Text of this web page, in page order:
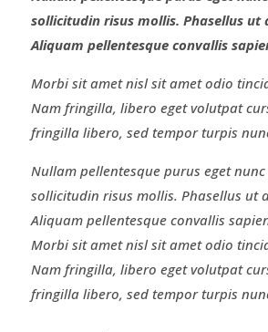
sollicitudin risus mollis. Phasellus ut
Aliquam pellentesque convallis
Morbi sit amet nisl sit amet odio
Nam fringilla, libero eget volutpat
fringilla libero, sed tempor turpis
Nullam pellentesque purus eget
sollicitudin risus mollis. Phasellus ut
Aliquam pellentesque convallis
Morbi sit amet nisl sit amet odio
Nam fringilla, libero eget volutpat
fringilla libero, sed tempor turpis